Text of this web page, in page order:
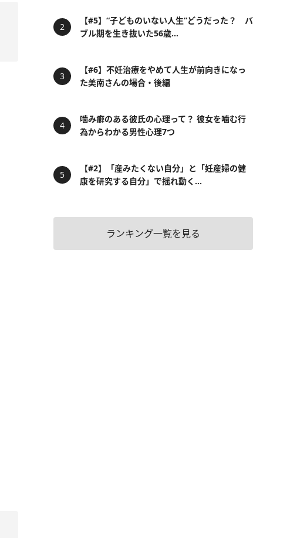
【#5】“子どものいない人生”どうだった？ バ
ブル期を生き抜いた56歳...
【#6】不妊治療をやめて人生が前向きになっ
た美南さんの場合・後編
噛み癖のある彼氏の心理って？ 彼女を噛む行
為からわかる男性心理7つ
【#2】「産みたくない自分」と「妊産婦の健
康を研究する自分」で揺れ動く...
ランキング一覧を見る